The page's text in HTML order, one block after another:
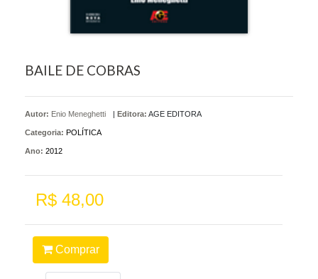
BAILE DE COBRAS
Autor: Enio Meneghetti Editora: AGE EDITORA
Categoria: POLÍTICA
Ano: 2012
R$ 48,00
Comprar